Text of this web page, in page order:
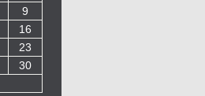
9
16
23
30